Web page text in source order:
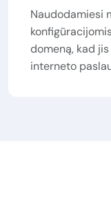
Naudodamiesi
domeną, kad
interneto